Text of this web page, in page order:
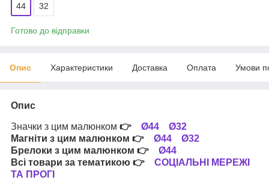
44 32
Готово до відправки
Опис Характеристики Доставка Оплата Умови
Опис
Значки з цим малюнком 👉 Ø44
Ø32
Магніти з цим малюнком 👉 Ø44
Ø32
Брелоки з цим малюнком 👉 Ø44
Всі товари за тематикою 👉 СОЦІАЛЬНІ МЕРЕЖІ
ТА ПРОГІ